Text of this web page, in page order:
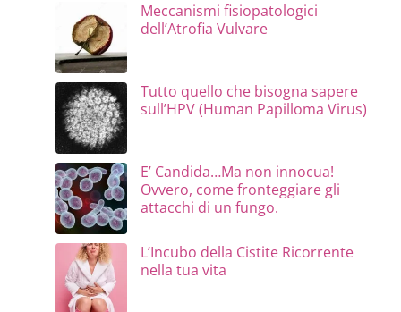
Meccanismi fisiopatologici
dell’Atrofia Vulvare
Tutto quello che bisogna sapere
sull’HPV (Human Papilloma Virus)
E’ Candida…Ma non innocua!
Ovvero, come fronteggiare gli
attacchi di un fungo.
L’Incubo della Cistite Ricorrente
nella tua vita